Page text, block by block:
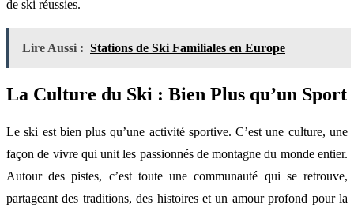
de ski réussies.
Lire Aussi : Stations de Ski Familiales en Europe
La Culture du Ski : Bien Plus qu’un Sport
Le ski est bien plus qu’une activité sportive. C’est une culture, une
façon de vivre qui unit les passionnés de montagne du monde entier.
Autour des pistes, c’est toute une communauté qui se retrouve,
partageant des traditions, des histoires et un amour profond pour la